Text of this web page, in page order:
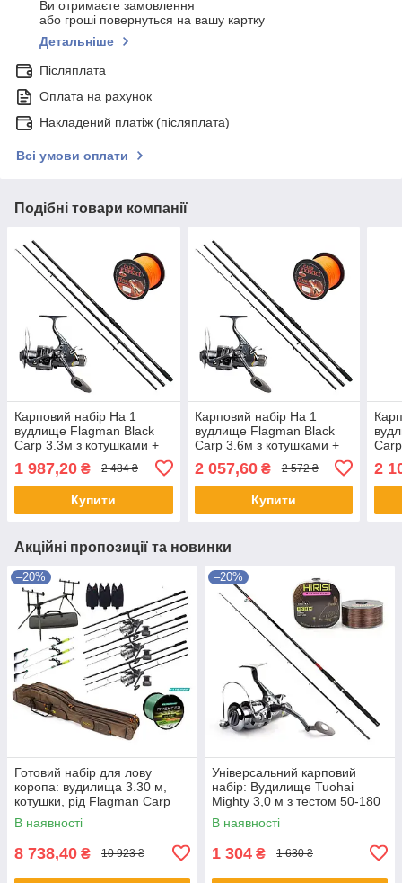
Ви отримаєте замовлення
або гроші повернуться на вашу картку
Детальніше
Післяплата
Оплата на рахунок
Накладений платіж (післяплата)
Всі умови оплати
Подібні товари компанії
Карповий набір На 1
вудлище Flagman Black
Carp 3.3м з котушками +
1 987,20 ₴ 2 484 ₴
Купити
Карповий набір На 1
вудлище Flagman Black
Carp 3.6м з котушками +
2 057,60₴ 2 572 ₴
Купити
2
Акційні пропозиції та новинки
–20%
Готовий набір для лову
коропа: вудилища 3.30 м,
котушки, рід Flagman Carp
Pro
В наявності
8 738,40 ₴ 10 923 ₴
–20%
Універсальний карповий
набір: Вудилище Tuohai
Mighty 3,0 м з тестом 50-180
грам + котушка Hiboy + ліска
В наявності
1 304 ₴ 1 630 ₴